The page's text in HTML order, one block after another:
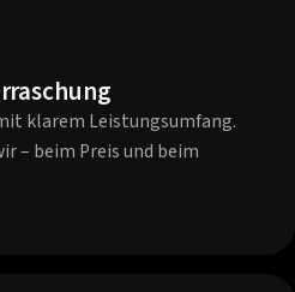
klarem Leistungsumfang.
– beim Preis und beim